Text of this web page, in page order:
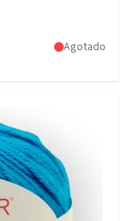
Agotado